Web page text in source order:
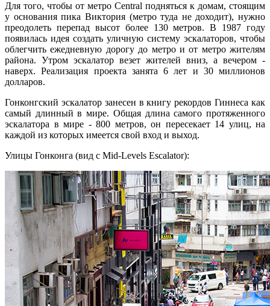
Для того, чтобы от метро Central подняться к домам, стоящим
у основания пика Виктория (метро туда не доходит), нужно
преодолеть перепад высот более 130 метров. В 1987 году
появилась идея создать уличную систему эскалаторов, чтобы
облегчить ежедневную дорогу до метро и от метро жителям
района. Утром эскалатор везет жителей вниз, а вечером -
наверх. Реализация проекта занята 6 лет и 30 миллионов
долларов.
Гонконгский эскалатор занесен в книгу рекордов Гиннеса как
самый длинный в мире. Общая длина самого протяженного
эскалатора в мире - 800 метров, он пересекает 14 улиц, на
каждой из которых имеется свой вход и выход.
Улицы Гонконга (вид с Mid-Levels Escalator):